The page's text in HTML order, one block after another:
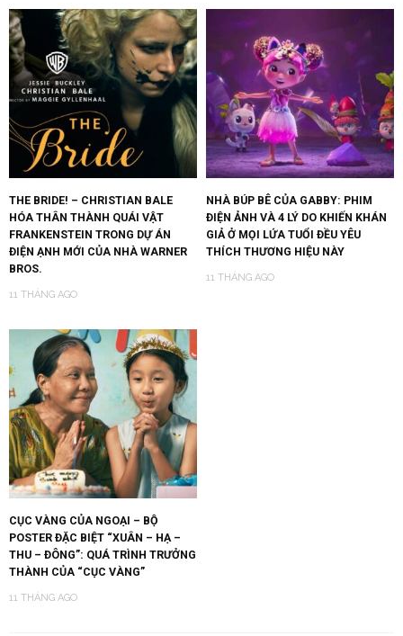
THE BRIDE! – CHRISTIAN BALE
HÓA THÂN THÀNH QUÁI VẬT
FRANKENSTEIN TRONG DỰ ÁN
ĐIỆN ẠNH MỚI CỦA NHÀ WARNER
BROS.
11 THÁNG AGO
NHÀ BÚP BÊ CỦA GABBY: PHIM
ĐIỆN ẢNH VÀ 4 LÝ DO KHIẾN KHÁN
GIẢ Ở MỌI LỨA TUỔI ĐỀU YÊU
THÍCH THƯƠNG HIỆU NÀY
11 THÁNG AGO
CỤC VÀNG CỦA NGOẠI – BỘ
POSTER ĐẶC BIỆT “XUÂN – HẠ –
THU – ĐÔNG”: QUÁ TRÌNH TRƯỞNG
THÀNH CỦA “CỤC VÀNG”
11 THÁNG AGO